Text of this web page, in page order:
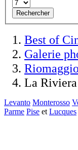
Rechercher
Best of
Galerie
La Riviera
Levanto Monterosso
Parme Pise et Lucques